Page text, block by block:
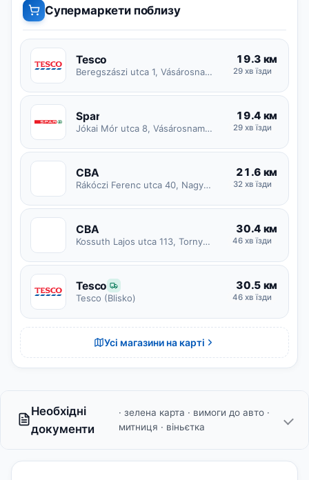
Супермаркети поблизу
Tesco
Beregszászi utca 1, Vásárosnamény
19.3 км
29 хв їзди
Spar
Jókai Mór utca 8, Vásárosnamény
19.4 км
29 хв їзди
CBA
Rákóczi Ferenc utca 40, Nagyvarsány
21.6 км
32 хв їзди
CBA
Kossuth Lajos utca 113, Tornyospálca
30.4 км
46 хв їзди
Tesco
Tesco (Blisko)
30.5 км
46 хв їзди
Усі магазини на карті
Необхідні
документи
· зелена карта · вимоги до авто ·
митниця · віньєтка